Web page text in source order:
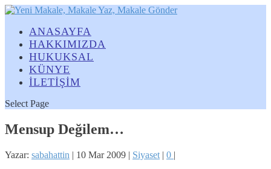
ANASAYFA
HAKKIMIZDA
HUKUKSAL
KÜNYE
İLETİŞİM
Select Page
Mensup Değilem…
Yazar: sabahattin | 10 Mar 2009 | Siyaset | 0 |